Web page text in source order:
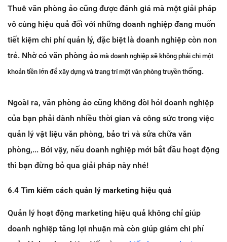
Thuê văn phòng ảo cũng được đánh giá mà một giải pháp
vô cùng hiệu quả đối với những doanh nghiệp đang muốn
tiết kiệm chi phí quản lý, đặc biệt là doanh nghiệp còn non
trẻ. Nhờ có văn phòng ảo mà doanh nghiệp sẽ không phải chi một
khoản tiền lớn để xây dựng và trang trí một văn phòng truyền thống.
Ngoài ra, văn phòng ảo cũng không đòi hỏi doanh nghiệp
của bạn phải dành nhiều thời gian và công sức trong việc
quản lý vật liệu văn phòng, bảo trì và sửa chữa văn
phòng,... Bởi vậy, nếu doanh nghiệp mới bắt đầu hoạt động
thì bạn đừng bỏ qua giải pháp này nhé!
6.4 Tìm kiếm cách quản lý marketing hiệu quả
Quản lý hoạt động marketing hiệu quả không chỉ giúp
doanh nghiệp tăng lợi nhuận mà còn giúp giảm chi phí